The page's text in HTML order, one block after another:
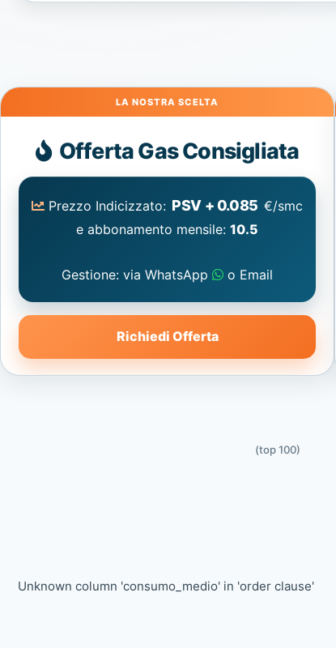
Gas
Offerta Gas Consigliata
Prezzo Indicizzato: PSV + 0.085 €/smc
e abbonamento mensile:10.5
Gestione: via WhatsApp o Email
Richiedi Offerta
(top 100)
Unknown column 'consumo_medio' in 'order clause'